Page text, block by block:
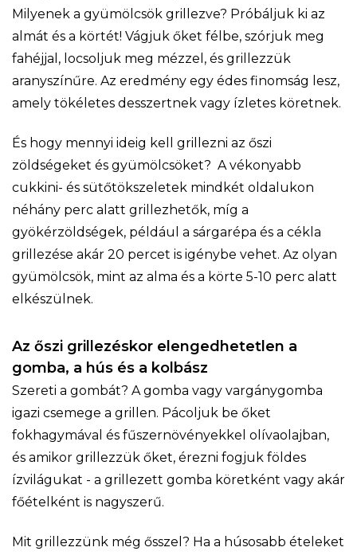
Milyenek a gyümölcsök grillezve? Próbáljuk ki az
almát és a körtét! Vágjuk őket félbe, szórjuk meg
fahéjjal, locsoljuk meg mézzel, és grillezzük
aranyszínűre. Az eredmény egy édes finomság lesz,
amely tökéletes desszertnek vagy ízletes köretnek.
És hogy mennyi ideig kell grillezni az őszi
zöldségeket és gyümölcsöket? A vékonyabb
cukkini- és sütőtökszeletek mindkét oldalukon
néhány perc alatt grillezhetők, míg a
gyökérzöldségek, például a sárgarépa és a cékla
grillezése akár 20 percet is igénybe vehet. Az olyan
gyümölcsök, mint az alma és a körte 5-10 perc alatt
elkészülnek.
Az őszi grillezéskor elengedhetetlen a
gomba, a hús és a kolbász
Szereti a gombát? A gomba vagy vargánygomba
igazi csemege a grillen. Pácoljuk be őket
fokhagymával és fűszernövényekkel olívaolajban,
és amikor grillezzük őket, érezni fogjuk földes
ízvilágukat - a grillezett gomba köretként vagy akár
főételként is nagyszerű.
Mit grillezzünk még ősszel? Ha a húsosabb ételeket